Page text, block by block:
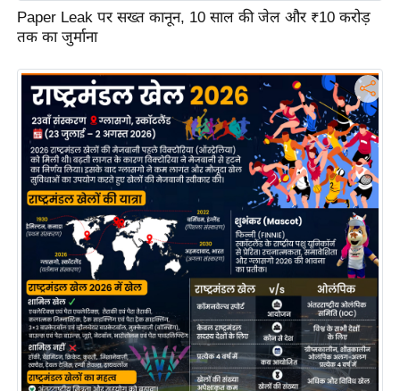
रि
ले
शि
रा
ज
नी
ति
श्ले
ष
ण
स
म
Paper Leak पर सख्त कानून, 10 साल की जेल और ₹10 करोड़
तक का जुर्माना